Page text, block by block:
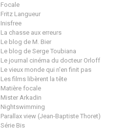
Focale
Fritz Langueur
Inisfree
La chasse aux erreurs
Le blog de M. Bier
Le blog de Serge Toubiana
Le journal cinéma du docteur Orloff
Le vieux monde qui n'en finit pas
Les films libèrent la tête
Matière focale
Mister Arkadin
Nightswimming
Parallax view (Jean-Baptiste Thoret)
Série Bis